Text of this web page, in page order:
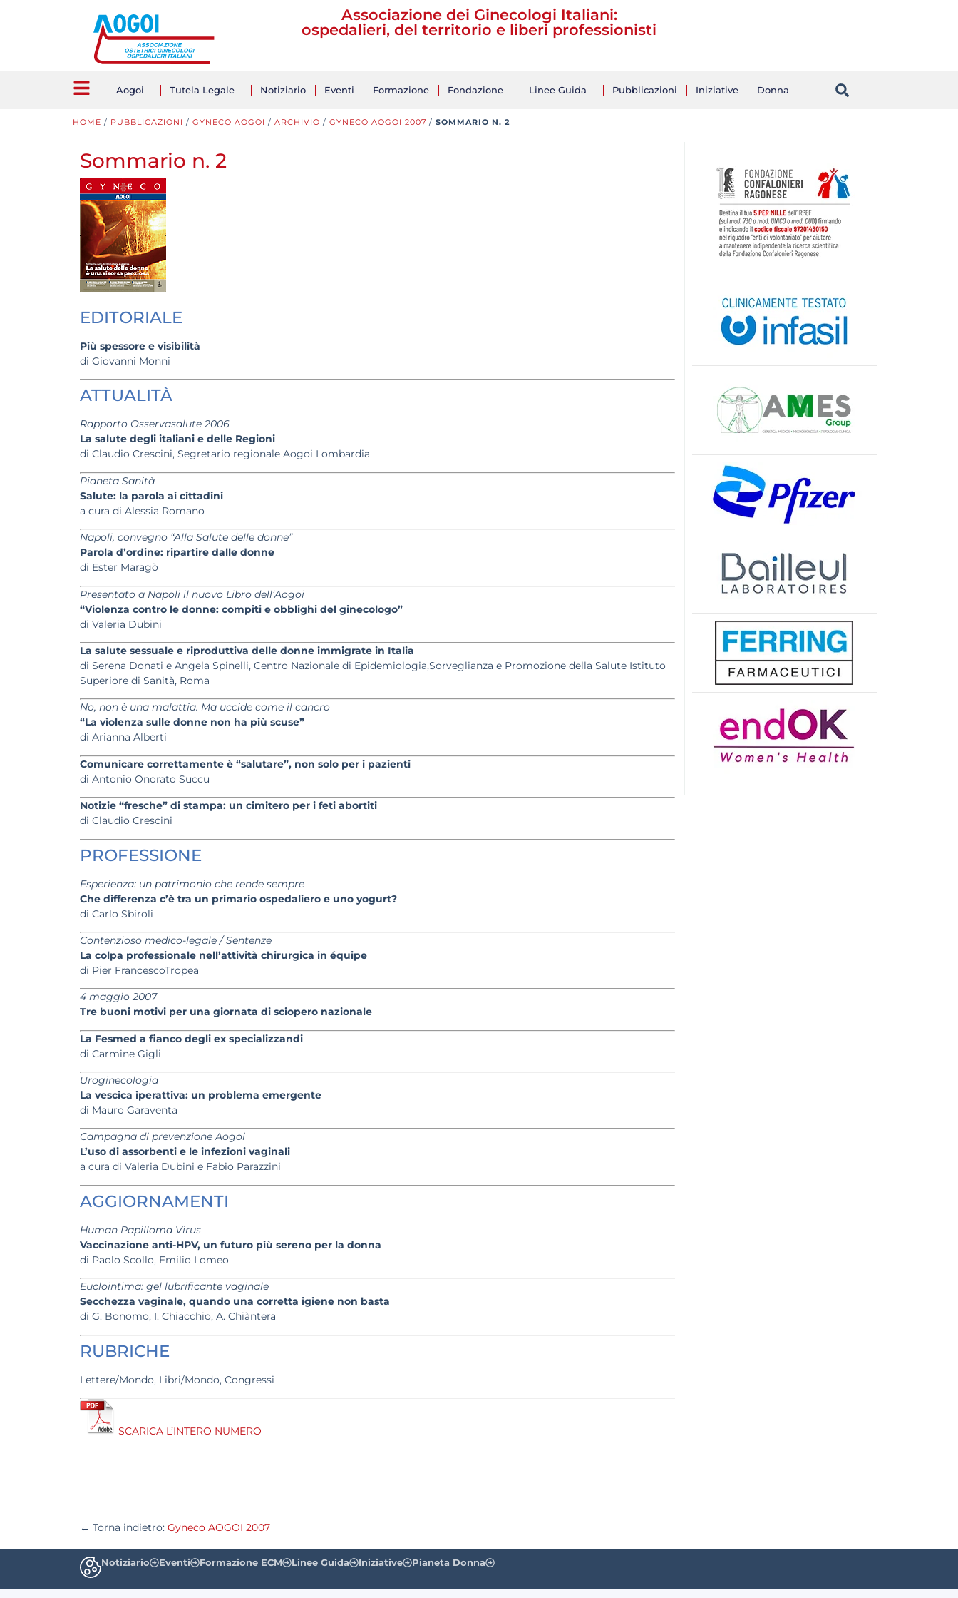
Associazione dei Ginecologi Italiani:
ospedalieri, del territorio e liberi professionisti
Aogoi Tutela Legale Notiziario Eventi Formazione Fondazione Linee Guida Pubblicazioni Iniziative Donna
HOME / PUBBLICAZIONI / GYNECO AOGOI / ARCHIVIO / GYNECO AOGOI 2007 / SOMMARIO N. 2
Sommario n. 2
EDITORIALE
Più spessore e visibilità
di Giovanni Monni
ATTUALITÀ
Rapporto Osservasalute 2006
La salute degli italiani e delle Regioni
di Claudio Crescini, Segretario regionale Aogoi Lombardia
Pianeta Sanità
Salute: la parola ai cittadini
a cura di Alessia Romano
Napoli, convegno “Alla Salute delle donne”
Parola d’ordine: ripartire dalle donne
di Ester Maragò
Presentato a Napoli il nuovo Libro dell’Aogoi
“Violenza contro le donne: compiti e obblighi del ginecologo”
di Valeria Dubini
La salute sessuale e riproduttiva delle donne immigrate in Italia
di Serena Donati e Angela Spinelli, Centro Nazionale di Epidemiologia,Sorveglianza e Promozione della Salute Istituto
Superiore di Sanità, Roma
No, non è una malattia. Ma uccide come il cancro
“La violenza sulle donne non ha più scuse”
di Arianna Alberti
Comunicare correttamente è “salutare”, non solo per i pazienti
di Antonio Onorato Succu
Notizie “fresche” di stampa: un cimitero per i feti abortiti
di Claudio Crescini
PROFESSIONE
Esperienza: un patrimonio che rende sempre
Che differenza c’è tra un primario ospedaliero e uno yogurt?
di Carlo Sbiroli
Contenzioso medico-legale / Sentenze
La colpa professionale nell’attività chirurgica in équipe
di Pier FrancescoTropea
4 maggio 2007
Tre buoni motivi per una giornata di sciopero nazionale
La Fesmed a fianco degli ex specializzandi
di Carmine Gigli
Uroginecologia
La vescica iperattiva: un problema emergente
di Mauro Garaventa
Campagna di prevenzione Aogoi
L’uso di assorbenti e le infezioni vaginali
a cura di Valeria Dubini e Fabio Parazzini
AGGIORNAMENTI
Human Papilloma Virus
Vaccinazione anti-HPV, un futuro più sereno per la donna
di Paolo Scollo, Emilio Lomeo
Euclointima: gel lubrificante vaginale
Secchezza vaginale, quando una corretta igiene non basta
di G. Bonomo, I. Chiacchio, A. Chiàntera
RUBRICHE
Lettere/Mondo, Libri/Mondo, Congressi
SCARICA L’INTERO NUMERO
← Torna indietro: Gyneco AOGOI 2007
Notiziario Eventi Formazione ECM Linee Guida Iniziative Pianeta Donna